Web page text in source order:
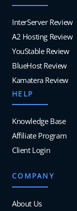
InterServer Review
A2 Hosting Review
YouStable Review
BlueHost Review
Kamatera Review
HELP
Knowledge Base
Affiliate Program
Client Login
COMPANY
About Us